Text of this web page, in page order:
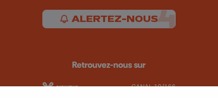
ALERTEZ-NOUS
Retrouvez-nous sur
CANAL 10/166